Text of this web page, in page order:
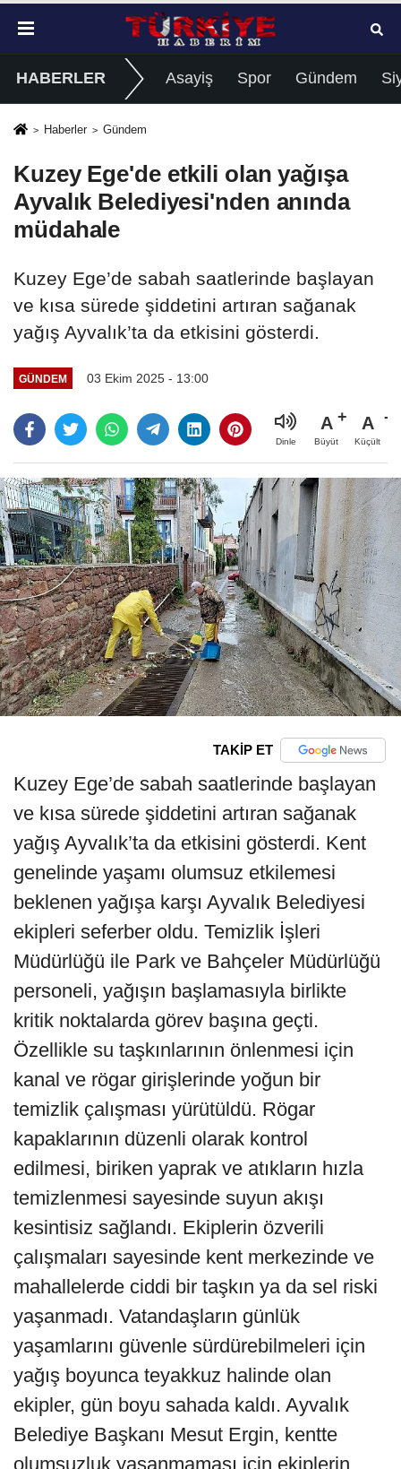
HABERLER Asayiş Spor Gündem
Haberler Gündem
Kuzey Ege'de etkili olan yağışa
Ayvalık Belediyesi'nden anında
müdahale
Kuzey Ege’de sabah saatlerinde başlayan
ve kısa sürede şiddetini artıran sağanak
yağış Ayvalık’ta da etkisini gösterdi.
GÜNDEM 03 Ekim 2025 - 13:00
Dinle
A
Büyüt
A
Küçült
TAKİP ET
Kuzey Ege’de sabah saatlerinde başlayan
ve kısa sürede şiddetini artıran sağanak
yağış Ayvalık’ta da etkisini gösterdi. Kent
genelinde yaşamı olumsuz etkilemesi
beklenen yağışa karşı Ayvalık Belediyesi
ekipleri seferber oldu. Temizlik İşleri
Müdürlüğü ile Park ve Bahçeler Müdürlüğü
personeli, yağışın başlamasıyla birlikte
kritik noktalarda görev başına geçti.
Özellikle su taşkınlarının önlenmesi için
kanal ve rögar girişlerinde yoğun bir
temizlik çalışması yürütüldü. Rögar
kapaklarının düzenli olarak kontrol
edilmesi, biriken yaprak ve atıkların hızla
temizlenmesi sayesinde suyun akışı
kesintisiz sağlandı. Ekiplerin özverili
çalışmaları sayesinde kent merkezinde ve
mahallelerde ciddi bir taşkın ya da sel riski
yaşanmadı. Vatandaşların günlük
yaşamlarını güvenle sürdürebilmeleri için
yağış boyunca teyakkuz halinde olan
ekipler, gün boyu sahada kaldı. Ayvalık
Belediye Başkanı Mesut Ergin, kentte
olumsuzluk yaşanmaması için ekiplerin